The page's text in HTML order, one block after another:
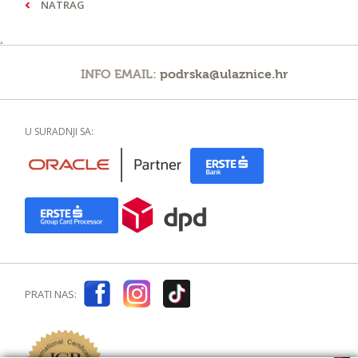
NATRAG
INFO EMAIL:podrska@ulaznice.hr
U SURADNJI SA:
PRATI NAS: